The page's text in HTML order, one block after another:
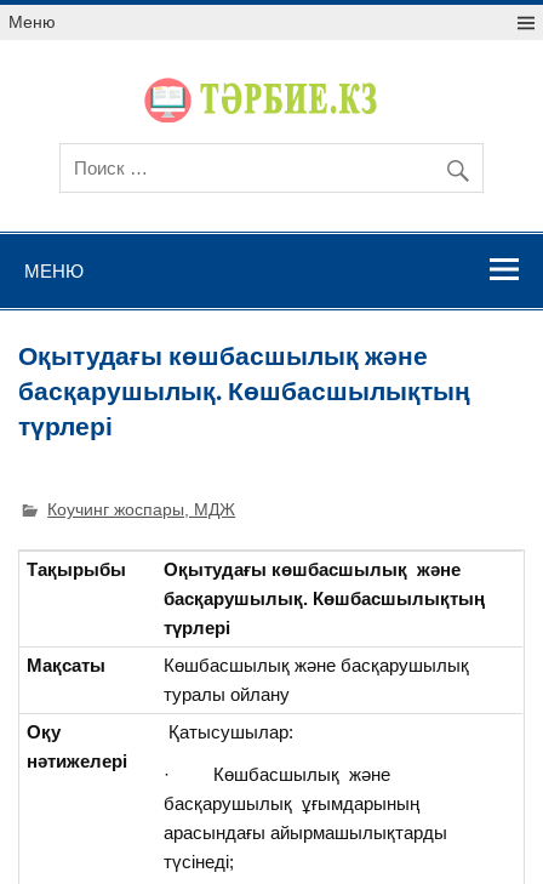
Меню
МЕНЮ
Оқытудағы көшбасшылық және
басқарушылық. Көшбасшылықтың
түрлері
Коучинг жоспары, МДЖ
Тақырыбы
Оқытудағы көшбасшылық және
басқарушылық. Көшбасшылықтың
түрлері
Мақсаты
Көшбасшылық және басқарушылық
туралы ойлану
Оқу
нәтижелері
Қатысушылар:
· Көшбасшылық және
басқарушылық ұғымдарының
арасындағы айырмашылықтарды
түсінеді;